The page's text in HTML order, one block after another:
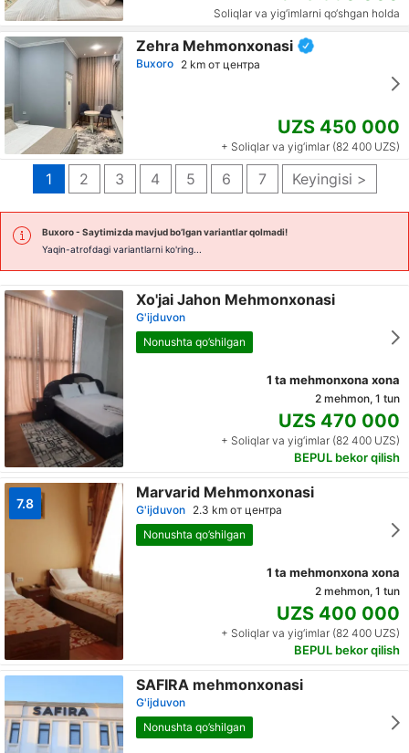
Soliqlar va yig‘imlarni qo‘shgan holda
Zehra Mehmonxonasi
Buxoro 2 km от центра
UZS 450 000
+ Soliqlar va yig‘imlar (82 400 UZS)
1 2 3 4 5 6 7 Keyingisi >
Buxoro- Saytimizda mavjud bo’lgan variantlar qolmadi!
Yaqin-atrofdagi variantlarni ko'ring...
Xo'jai Jahon Mehmonxonasi
G'ijduvon
Nonushta qo’shilgan
1 ta mehmonxona xona
2 mehmon, 1 tun
UZS 470 000
+ Soliqlar va yig‘imlar (82 400 UZS)
BEPUL bekor qilish
7.8
Marvarid Mehmonxonasi
G'ijduvon 2.3 km от центра
Nonushta qo’shilgan
1 ta mehmonxona xona
2 mehmon, 1 tun
UZS 400 000
+ Soliqlar va yig‘imlar (82 400 UZS)
BEPUL bekor qilish
SAFIRA mehmonxonasi
G'ijduvon
Nonushta qo’shilgan